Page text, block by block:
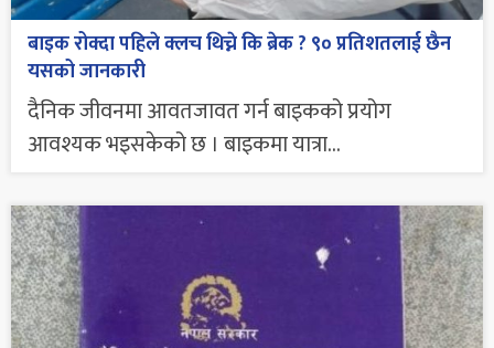
बाइक रोक्दा पहिले क्लच थिच्ने कि ब्रेक ? ९० प्रतिशतलाई छैन
यसको जानकारी
दैनिक जीवनमा आवतजावत गर्न बाइकको प्रयोग
आवश्यक भइसकेको छ । बाइकमा यात्रा...